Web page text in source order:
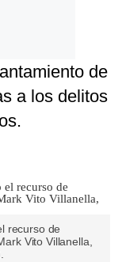
de
a los delitos
recurso de
Vito Villanella,